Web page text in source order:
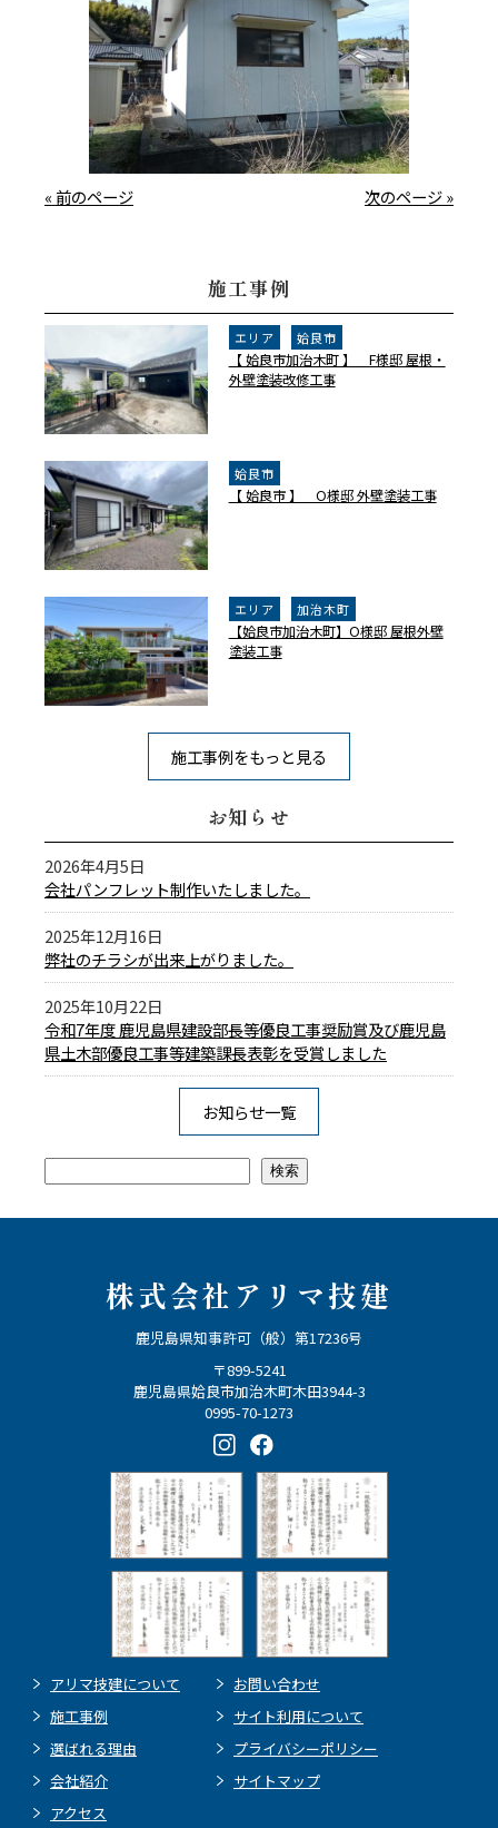
« 前のページ 次のページ »
施工事例
エリア 姶良市
【 姶良市加治木町 】 F様邸 屋根・
外壁塗装改修工事
姶良市
【 姶良市 】 O様邸 外壁塗装工事
エリア 加治木町
【姶良市加治木町】O様邸 屋根外壁
塗装工事
施工事例をもっと見る
お知らせ
2026年4月5日
会社パンフレット制作いたしました。
2025年12月16日
弊社のチラシが出来上がりました。
2025年10月22日
令和7年度 鹿児島県建設部長等優良工事奨励賞及び鹿児島
県土木部優良工事等建築課長表彰を受賞しました
お知らせ一覧
検索
株式会社アリマ技建
鹿児島県知事許可（般）第17236号
〒899-5241
鹿児島県姶良市加治木町木田3944-3
0995-70-1273
アリマ技建について
施工事例
選ばれる理由
会社紹介
アクセス
お問い合わせ
サイト利用について
プライバシーポリシー
サイトマップ